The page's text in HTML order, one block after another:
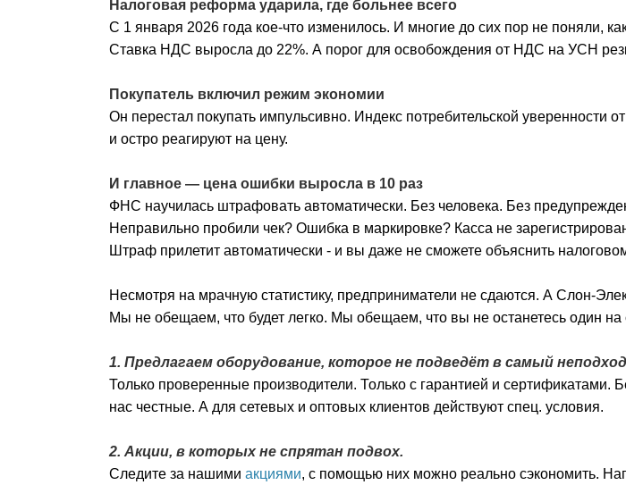
Налоговая реформа ударила, где больнее всего
С 1 января 2026 года кое-что изменилось. И многие до сих пор не поняли,
Ставка НДС выросла до 22%. А порог для освобождения от НДС на УСН
Покупатель включил режим экономии
Он перестал покупать импульсивно. Индекс потребительской
и остро реагируют на цену.
И главное — цена ошибки выросла в 10 раз
ФНС научилась штрафовать автоматически. Без человека. Без
Неправильно пробили чек? Ошибка в маркировке? Касса не
Штраф прилетит автоматически - и вы даже не сможете объяснить
Несмотря на мрачную статистику, предприниматели не сдаются. А Слон-
Мы не обещаем, что будет легко. Мы обещаем, что вы не останетесь один
1. Предлагаем оборудование, которое не подведёт в самый
Только проверенные производители. Только с гарантией и
нас честные. А для сетевых и оптовых клиентов действуют спец. условия.
2. Акции, в которых не спрятан подвох.
Следите за нашими акциями, с помощью них можно реально сэкономить.